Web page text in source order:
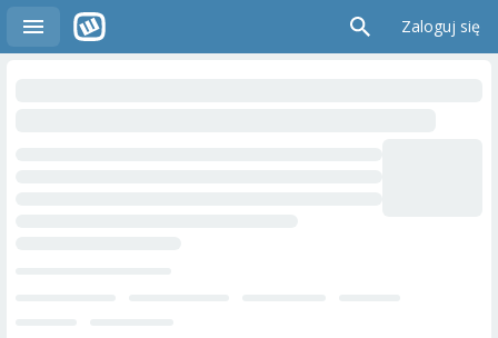
Zaloguj się